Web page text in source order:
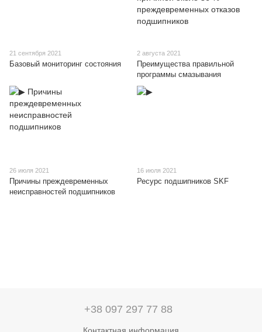
21 сентября 2021
Базовый мониторинг состояния
2 августа 2021
Преимущества правильной
программы смазывания
26 июля 2021
Причины преждевременных
неисправностей подшипников
16 июля 2021
Ресурс подшипников SKF
+38 097 297 77 88
Контактная информация